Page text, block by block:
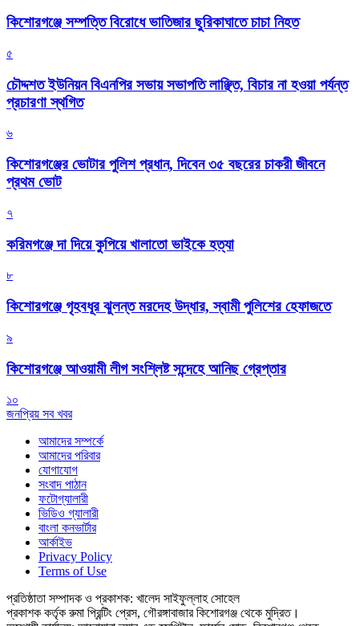
কিশোরগঞ্জে সম্পত্তি বিরোধে ভাতিজার ছুরিকাঘাতে চাচা নিহত
৫
চৌদ্দশত ইউনিয়ন বিএনপির সভায় সভাপতি লাঞ্ছিত, বিচার না হওয়া পর্যন্ত
প্রচারণা স্থগিত
৬
কিশোরগঞ্জের ভোটার পুলিশ প্রধান, দিবেন ৩৫ বছরের চাকরী জীবনে
প্রথম ভোট
৭
করিমগঞ্জে দা দিয়ে কুপিয়ে খালাতো ভাইকে হত্যা
৮
কিশোরগঞ্জে গৃহবধূর ঝুলন্ত মরদেহ উদ্ধার, স্বামী পুলিশের হেফাজতে
৯
কিশোরগঞ্জে আওয়ামী লীগ সংশ্লিষ্ট সন্দেহে আনিছ গ্রেপ্তার
১০
জনপ্রিয় সব খবর
আমাদের সম্পর্কে
আমাদের পরিবার
যোগাযোগ
সংবাদ পাঠান
ফটোগ্যালারী
ভিডিও গ্যালারী
বাংলা কনভার্টার
আর্কাইভ
Privacy Policy
Terms of Use
প্রতিষ্ঠাতা সম্পাদক ও প্রকাশক: খালেদ সাইফুল্লাহ সোহেল
প্রকাশক কর্তৃক রুমা প্রিন্টিং প্রেস, গৌরঙ্গাবাজার কিশোরগঞ্জ থেকে মুদ্রিত।